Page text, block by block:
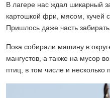
В лагере нас ждал шикарный
картошкой фри, мясом, кучей
Пришлось даже часть
Пока собирали машину в
мангустов, а также на мусор
птиц, в том числе и несколько